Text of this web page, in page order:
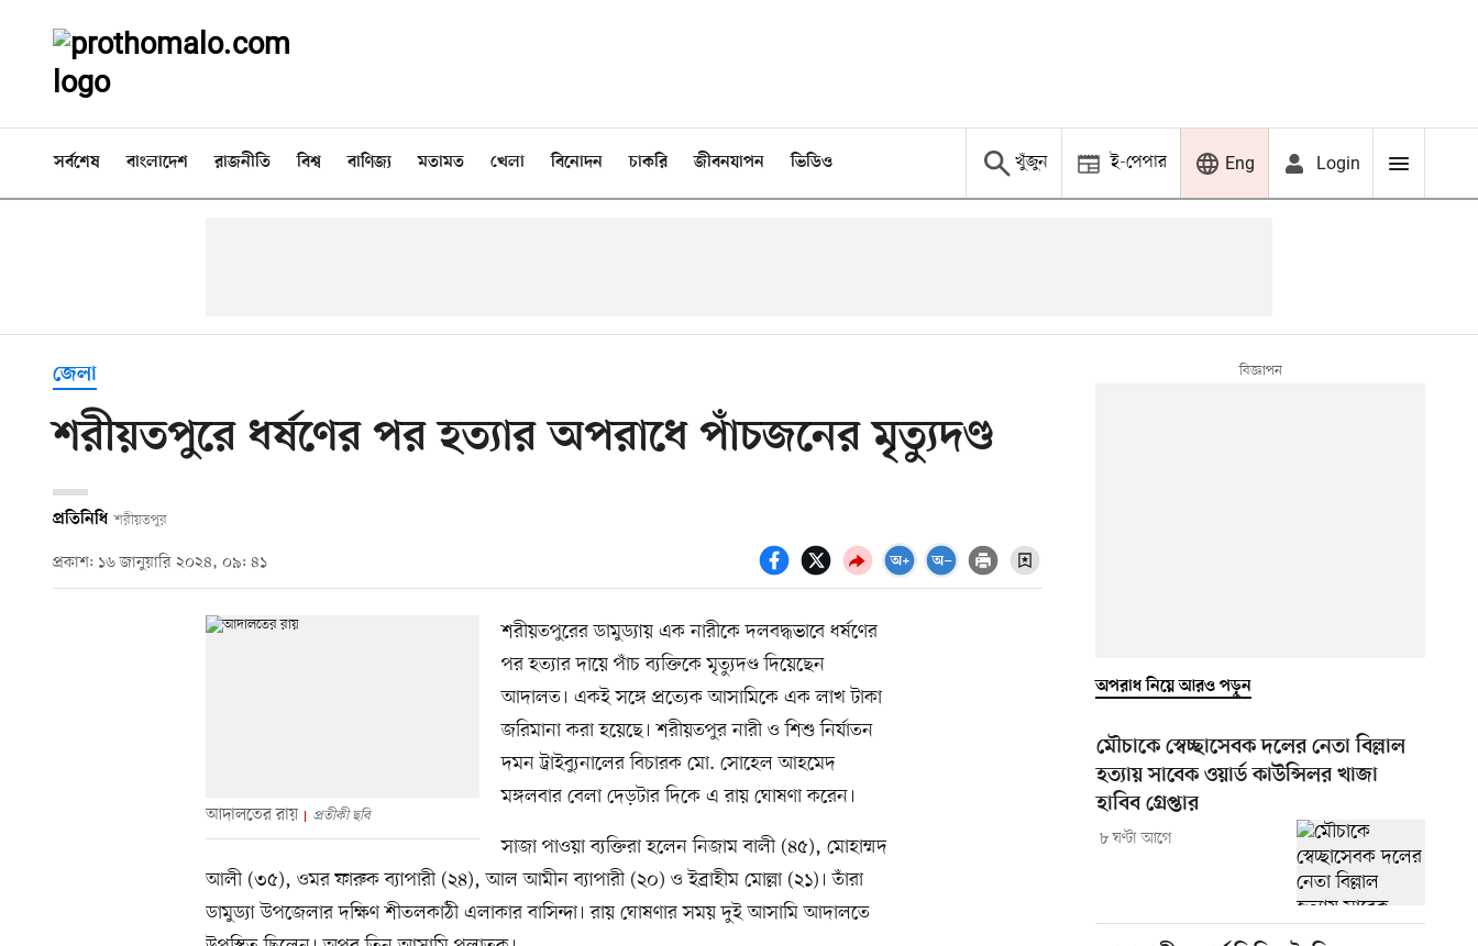
সর্বশেষ বাংলাদেশ রাজনীতি বিশ্ব বাণিজ্য মতামত খেলা বিনোদন চাকরি জীবনযাপন ভিডিও খুঁজুন ই-পেপার Eng Login
জেলা
শরীয়তপুরে ধর্ষণের পর হত্যার অপরাধে পাঁচজনের মৃত্যুদণ্ড
প্রতিনিধি শরীয়তপুর
প্রকাশ: ১৬ জানুয়ারি ২০২৪, ০৯: ৪১
আদালতের রায় প্রতীকী ছবি
শরীয়তপুরের ডামুড্যায় এক নারীকে দলবদ্ধভাবে ধর্ষণের
পর হত্যার দায়ে পাঁচ ব্যক্তিকে মৃত্যুদণ্ড দিয়েছেন
আদালত। একই সঙ্গে প্রত্যেক আসামিকে এক লাখ টাকা
জরিমানা করা হয়েছে। শরীয়তপুর নারী ও শিশু নির্যাতন
দমন ট্রাইব্যুনালের বিচারক মো. সোহেল আহমেদ
মঙ্গলবার বেলা দেড়টার দিকে এ রায় ঘোষণা করেন।
সাজা পাওয়া ব্যক্তিরা হলেন নিজাম বালী (৪৫), মোহাম্মদ
আলী (৩৫), ওমর ফারুক ব্যাপারী (২৪), আল আমীন ব্যাপারী (২০) ও ইব্রাহীম মোল্লা (২১)। তাঁরা
ডামুড্যা উপজেলার দক্ষিণ শীতলকাঠী এলাকার বাসিন্দা। রায় ঘোষণার সময় দুই আসামি আদালতে
অপরাধ নিয়ে আরও পড়ুন
মৌচাকে স্বেচ্ছাসেবক দলের নেতা বিল্লাল
হত্যায় সাবেক ওয়ার্ড কাউন্সিলর খাজা
হাবিব গ্রেপ্তার
৮ ঘণ্টা আগে